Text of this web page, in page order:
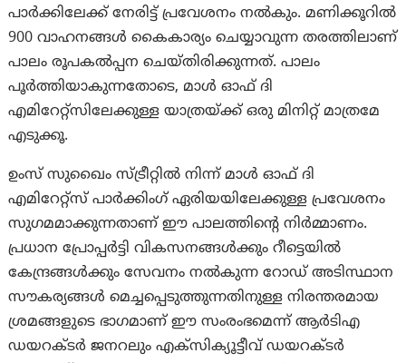
പാർക്കിലേക്ക് നേരിട്ട് പ്രവേശനം നൽകും. മണിക്കൂറിൽ
900 വാഹനങ്ങൾ കൈകാര്യം ചെയ്യാവുന്ന തരത്തിലാണ്
പാലം രൂപകൽപ്പന ചെയ്തിരിക്കുന്നത്. പാലം
പൂർത്തിയാകുന്നതോടെ, മാൾ ഓഫ് ദി
എമിറേറ്റ്‌സിലേക്കുള്ള യാത്രയ്ക്ക് ഒരു മിനിറ്റ് മാത്രമേ
എടുക്കൂ.
ഉംസ് സുഖൈം സ്ട്രീറ്റിൽ നിന്ന് മാൾ ഓഫ് ദി
എമിറേറ്റ്‌സ് പാർക്കിംഗ് ഏരിയയിലേക്കുള്ള പ്രവേശനം
സുഗമമാക്കുന്നതാണ് ഈ പാലത്തിന്റെ നിർമ്മാണം.
പ്രധാന പ്രോപ്പർട്ടി വികസനങ്ങൾക്കും റീട്ടെയിൽ
കേന്ദ്രങ്ങൾക്കും സേവനം നൽകുന്ന റോഡ് അടിസ്ഥാന
സൗകര്യങ്ങൾ മെച്ചപ്പെടുത്തുന്നതിനുള്ള നിരന്തരമായ
ശ്രമങ്ങളുടെ ഭാഗമാണ് ഈ സംരംഭമെന്ന് ആർ‌ടി‌എ
ഡയറക്ടർ ജനറലും എക്‌സിക്യൂട്ടീവ് ഡയറക്ടർ